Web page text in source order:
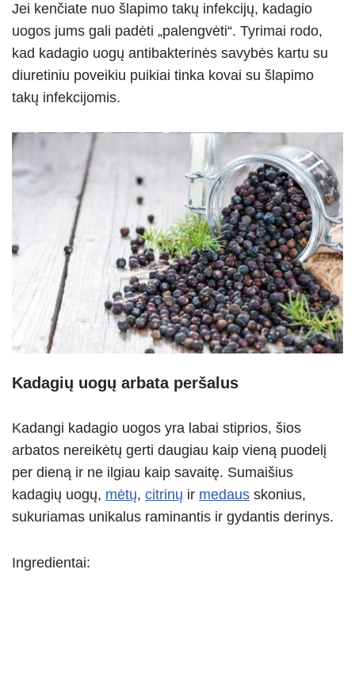
Jei kenčiate nuo šlapimo takų infekcijų, kadagio
uogos jums gali padėti „palengvėti“. Tyrimai rodo,
kad kadagio uogų antibakterinės savybės kartu su
diuretiniu poveikiu puikiai tinka kovai su šlapimo
takų infekcijomis.
Kadagių uogų arbata peršalus
Kadangi kadagio uogos yra labai stiprios, šios
arbatos nereikėtų gerti daugiau kaip vieną puodelį
per dieną ir ne ilgiau kaip savaitę. Sumaišius
kadagių uogų, mėtų, citrinų ir medaus skonius,
sukuriamas unikalus raminantis ir gydantis derinys.
Ingredientai: